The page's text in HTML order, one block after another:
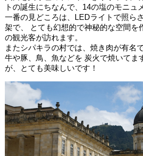
トの誕生にちなんで、14の塩のモニュ
一番の見どころは、LEDライトで照ら
架で、 とても幻想的で神秘的な空間を
の観光客が訪れます。
またシパキラの村では、焼き肉が有名
牛や豚、鳥、魚などを 炭火で焼いてま
が、とても美味しいです！